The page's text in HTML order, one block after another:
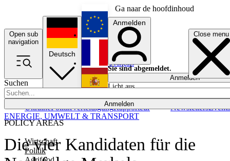
Ga naar de hoofdinhoud
Open sub
navigation
Close menu
Suchen
Anmelden
POLICY AREAS
Wirtschaft
Politik
UkrainePolitikVerteidigungRapporteur NewslettersEvents
Deutsch
English
Français
Anmelden
Sie sind abgemeldet.
Anmelden
Licht aus
Die vier Kandidaten für die
ENERGIE, UMWELT & TRANSPORT